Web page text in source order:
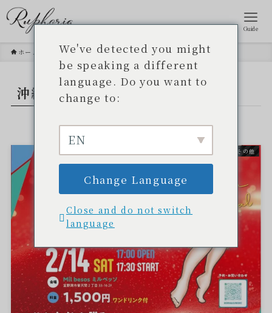
Guide
ホーム 沖繩化妝品
沖繩化妝品 – tag –
その他
We've detected you might
be speaking a different
language. Do you want to
change to:
EN
Change Language
Close and do not switch
language